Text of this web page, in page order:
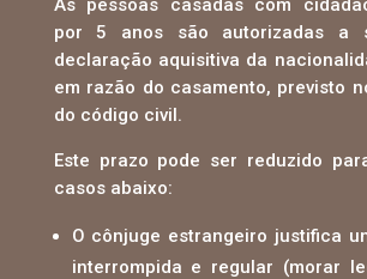
As pessoas casadas com
por 5 anos são autorizadas a
declaração aquisitiva da
em razão do casamento, previsto
do código civil.
Este prazo pode ser reduzido
casos abaixo:
O cônjuge estrangeiro justifica
interrompida e regular (morar